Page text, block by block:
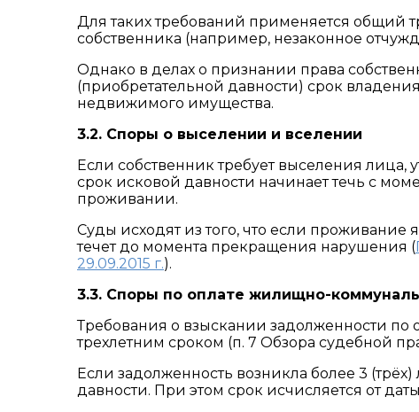
Для таких требований применяется общий
собственника (например, незаконное
Однако в делах о признании права
(приобретательной давности) срок
недвижимого имущества.
3.2. Споры о выселении и вселении
Если собственник требует выселения
срок исковой давности начинает течь с
проживании.
Суды исходят из того, что если
течет до момента прекращения нарушения (
29.09.2015 г.).
3.3. Споры по оплате жилищно-
Требования о взыскании задолженности по
трехлетним сроком (п. 7 Обзора судебной
Если задолженность возникла более 3
давности. При этом срок исчисляется от